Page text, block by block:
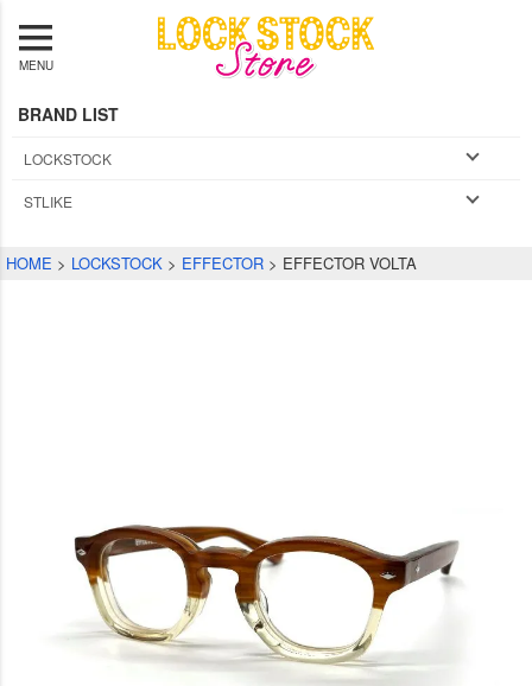
MENU
BRAND LIST
LOCKSTOCK
STLIKE
HOME LOCKSTOCK EFFECTOR EFFECTOR VOLTA